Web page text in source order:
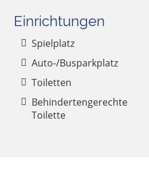
Einrichtungen
Spielplatz
Auto-/Busparkplatz
Toiletten
Behindertengerechte
Toilette